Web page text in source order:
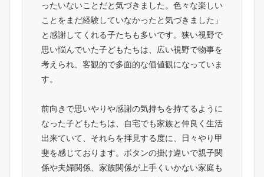
ったいないことだと気づきました。色々な楽しい
ことをまだ経験していなかったと気づきました」
と感謝してくれる子たちも多いです。狭い視野で
思い悩んでいた子どもたちは、広い視野で物事を
考えられ、客観的で多面的な価値観になっていま
す。
前向きで思いやりや感謝の気持ちを持てるように
なった子どもたちは、自宅でも家族と仲良く生活
出来ていて、それらを拝見する度に、日々やり甲
斐を感じております。ボタンの掛け違いで親子関
係や夫婦関係、家族関係が上手くいかない家庭も